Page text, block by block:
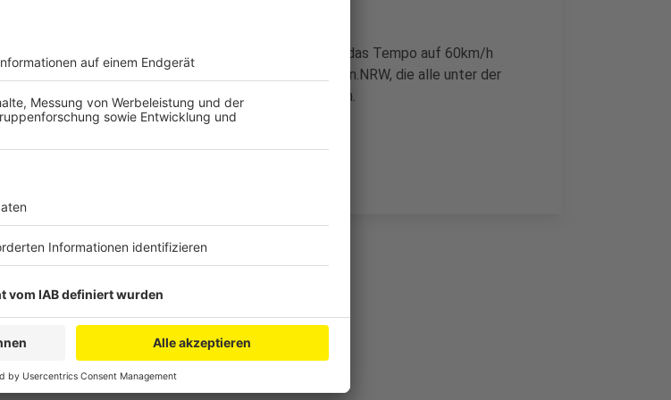
700 Metern werden die drei Fahrstreifen eingeengt und das Tempo auf 60km/h
Hintergrund sind Arbeiten des Landesbetriebs Straßen.NRW, die alle unter der
Deshalb sind sie für Autofahrer nicht zu sehen.